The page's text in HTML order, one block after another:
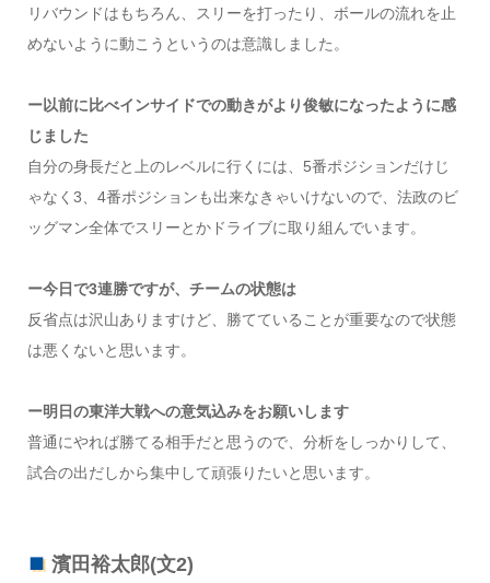
リバウンドはもちろん、スリーを打ったり、ボールの流れを止
めないように動こうというのは意識しました。
ー以前に比べインサイドでの動きがより俊敏になったように感
じました
自分の身長だと上のレベルに行くには、5番ポジションだけじ
ゃなく3、4番ポジションも出来なきゃいけないので、法政のビ
ッグマン全体でスリーとかドライブに取り組んでいます。
ー今日で3連勝ですが、チームの状態は
反省点は沢山ありますけど、勝てていることが重要なので状態
は悪くないと思います。
ー明日の東洋大戦への意気込みをお願いします
普通にやれば勝てる相手だと思うので、分析をしっかりして、
試合の出だしから集中して頑張りたいと思います。
濱田裕太郎(文2)